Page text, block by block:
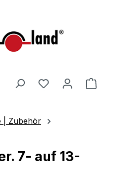
| Zubehör
7- auf 13-